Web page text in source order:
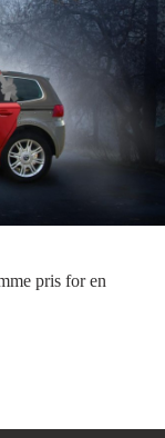
pris for en